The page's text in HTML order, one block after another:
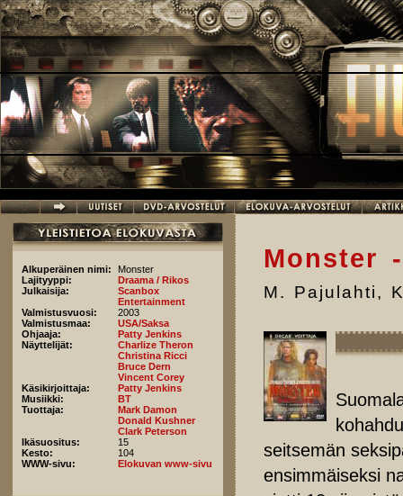
Hyppää pääsisältöön
Alkuperäinen nimi:
Monster
Lajityyppi:
Draama / Rikos
Julkaisija:
Scanbox
Entertainment
Valmistusvuosi:
2003
Valmistusmaa:
USA/Saksa
Ohjaaja:
Patty Jenkins
Näyttelijät:
Charlize Theron
Christina Ricci
Bruce Dern
Vincent Corey
Käsikirjoittaja:
Patty Jenkins
Musiikki:
BT
Tuottaja:
Mark Damon
Donald Kushner
Clark Peterson
Ikäsuositus:
15
Kesto:
104
WWW-sivu:
Elokuvan www-sivu
Monster
M. Pajulahti,
seitsemän
ensimmäiseksi